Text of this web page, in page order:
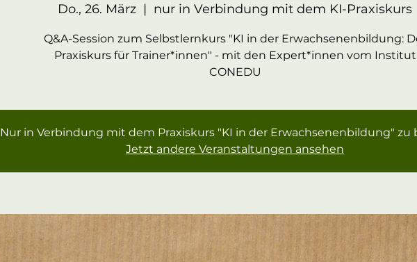
Do., 26. März
  |
nur in Verbindung mit dem KI-Praxiskurs
Q&A-Session zum Selbstlernkurs "KI in der Erwachsenenbildung:
Praxiskurs für Trainer*innen" - mit den Expert*innen vom Institut
CONEDU
Nur in Verbindung mit dem Praxiskurs "KI in der Erwachsenenbildung" zu
Jetzt andere Veranstaltungen ansehen